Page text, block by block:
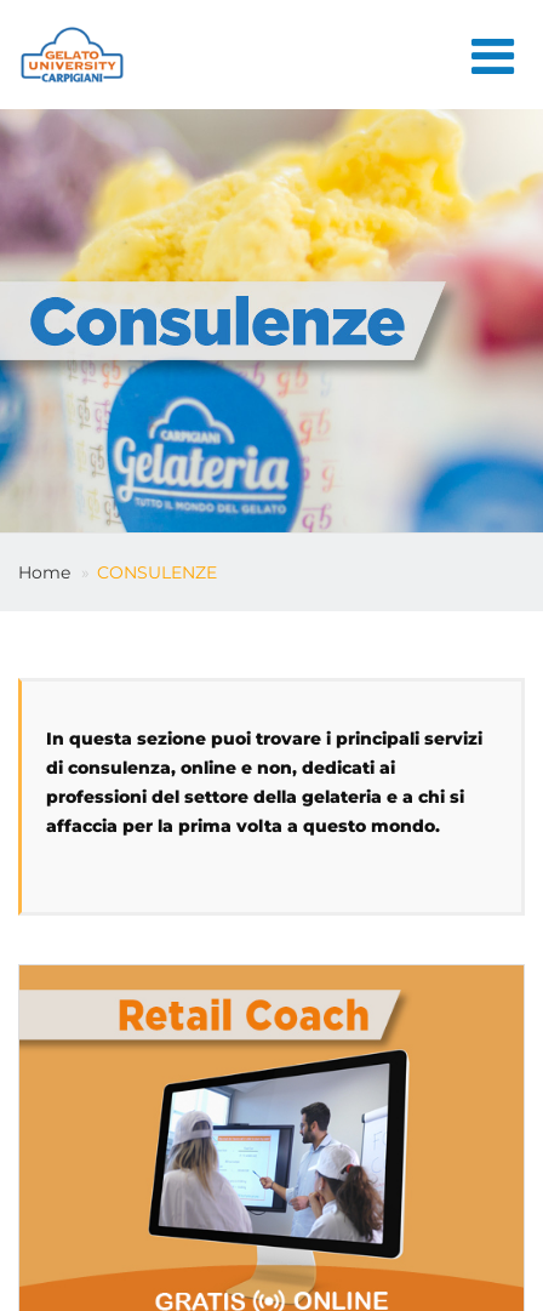
HOME
LA SCUOLA
CORSI ONLINE
CORSI
CONSULENZE
JOB CENTER
CONTATTI
ACCEDI
Home CONSULENZE
In questa sezione puoi trovare i principali servizi
di consulenza, online e non, dedicati ai
professioni del settore della gelateria e a chi si
affaccia per la prima volta a questo mondo.